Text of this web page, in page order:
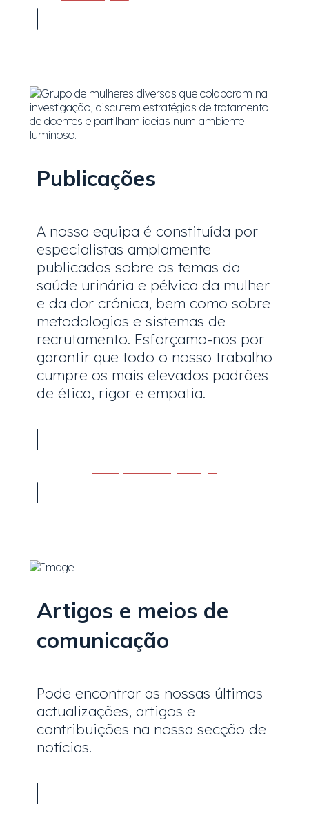
Publicações
A nossa equipa é constituída por
especialistas amplamente
publicados sobre os temas da
saúde urinária e pélvica da mulher
e da dor crónica, bem como sobre
metodologias e sistemas de
recrutamento. Esforçamo-nos por
garantir que todo o nosso trabalho
cumpre os mais elevados padrões
de ética, rigor e empatia.
Artigos e meios de
comunicação
Pode encontrar as nossas últimas
actualizações, artigos e
contribuições na nossa secção de
notícias.